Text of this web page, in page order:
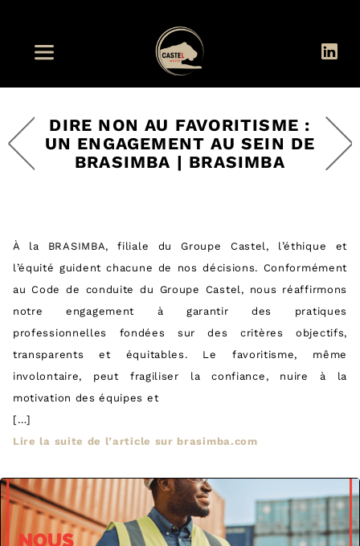
DIRE NON AU FAVORITISME :
UN ENGAGEMENT AU SEIN DE
BRASIMBA | BRASIMBA
À la BRASIMBA, filiale du Groupe Castel, l’éthique et
l’équité guident chacune de nos décisions. Conformément
au Code de conduite du Groupe Castel, nous réaffirmons
notre engagement à garantir des pratiques
professionnelles fondées sur des critères objectifs,
transparents et équitables. Le favoritisme, même
involontaire, peut fragiliser la confiance, nuire à la
motivation des équipes et
[…]
Lire la suite de l’article sur brasimba.com